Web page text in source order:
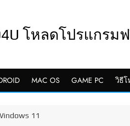
โหลดโปรแกรม
MAC OS GAME PC วิธี
11